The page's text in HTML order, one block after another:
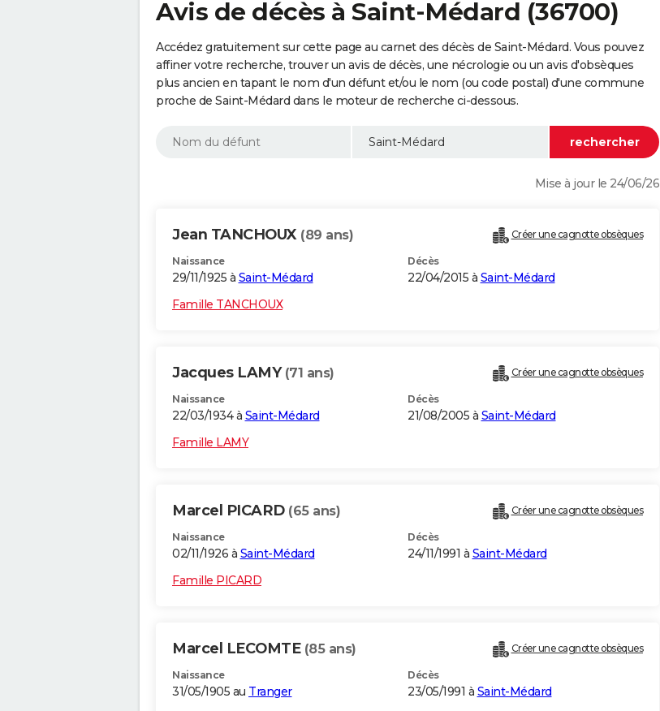
Avis de décès à Saint-Médard (36700)
Accédez gratuitement sur cette page au carnet des décès de Saint-Médard. Vous pouvez
affiner votre recherche, trouver un avis de décès, une nécrologie ou un avis d'obsèques
plus ancien en tapant le nom d'un défunt et/ou le nom (ou code postal) d'une commune
proche de Saint-Médard dans le moteur de recherche ci-dessous.
Mise à jour le 24/06/26
Jean TANCHOUX (89 ans) Créer une cagnotte obsèques
Naissance
29/11/1925 à Saint-Médard
Décès
22/04/2015 à Saint-Médard
Famille TANCHOUX
Jacques LAMY (71 ans) Créer une cagnotte obsèques
Naissance
22/03/1934 à Saint-Médard
Décès
21/08/2005 à Saint-Médard
Famille LAMY
Marcel PICARD (65 ans) Créer une cagnotte obsèques
Naissance
02/11/1926 à Saint-Médard
Décès
24/11/1991 à Saint-Médard
Famille PICARD
Marcel LECOMTE (85 ans) Créer une cagnotte obsèques
Naissance
31/05/1905 au Tranger
Décès
23/05/1991 à Saint-Médard